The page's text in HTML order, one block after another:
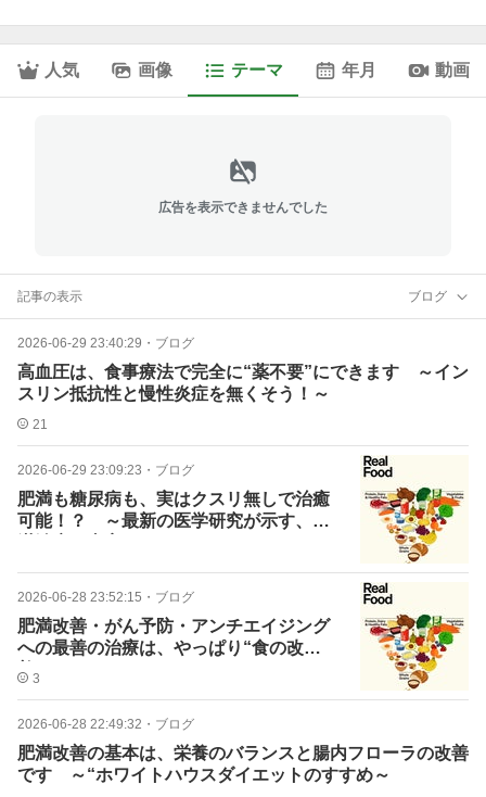
人気 画像 テーマ 年月 動画
広告を表示できませんでした
記事の表示 ブログ
2026-06-29 23:40:29 ・ ブログ
高血圧は、食事療法で完全に“薬不要”にできます ～イン
スリン抵抗性と慢性炎症を無くそう！～
21
2026-06-29 23:09:23 ・ ブログ
肥満も糖尿病も、実はクスリ無しで治癒
可能！？ ～最新の医学研究が示す、肥
2026-06-28 23:52:15 ・ ブログ
肥満改善・がん予防・アンチエイジング
への最善の治療は、やっぱり“食の改
善”なのです
3
2026-06-28 22:49:32 ・ ブログ
肥満改善の基本は、栄養のバランスと腸内フローラの改善
です ～“ホワイトハウスダイエットのすすめ～